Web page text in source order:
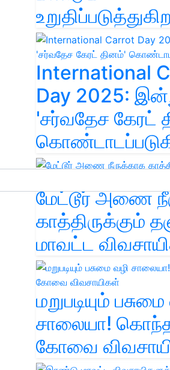
International
Day 2025:
'சர்வதேச கேரட்
மேட்டூர் அணை
காத்திருக்கும்
மாவட்ட
மறுபடியும்
சாலையா!
கோவை